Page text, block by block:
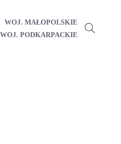
WOJ. MAŁOPOLSKIE
WOJ. PODKARPACKIE